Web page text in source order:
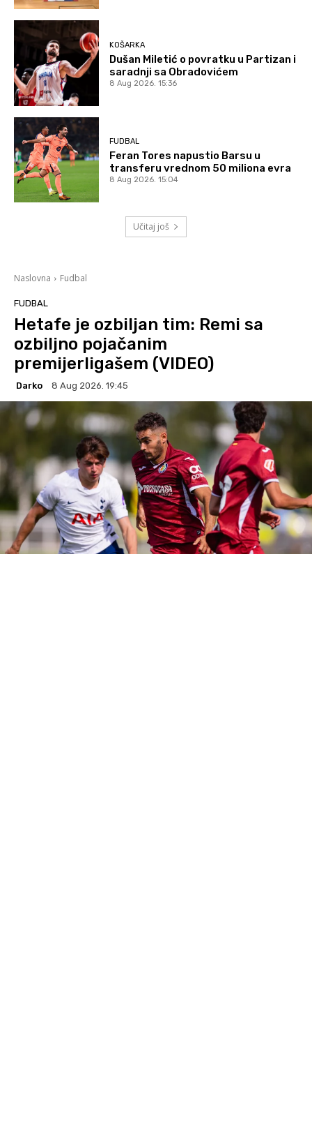
KOŠARKA
Dušan Miletić o povratku u Partizan i
saradnji sa Obradovićem
8 Aug 2026. 15:36
FUDBAL
Feran Tores napustio Barsu u
transferu vrednom 50 miliona evra
8 Aug 2026. 15:04
Učitaj još